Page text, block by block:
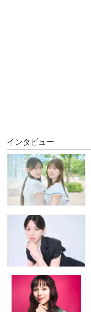
インタビュー